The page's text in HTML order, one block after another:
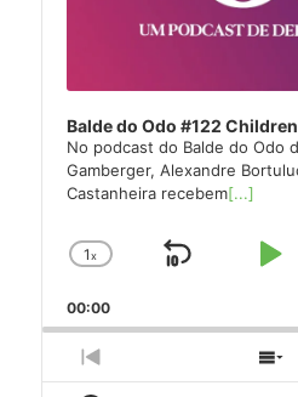
Balde do Odo #122
No podcast do Balde do Odo
Gamberger, Alexandre
Castanheira recebem[...]
Change
Rate
1x
Skip
00:00
Previous